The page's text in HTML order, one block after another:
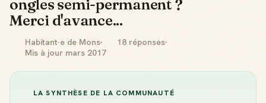
ongles semi-permanent ?
Merci d'avance...
Habitant·e de Mons
18 réponses
Mis à jour mars 2017
LA SYNTHÈSE DE LA COMMUNAUTÉ